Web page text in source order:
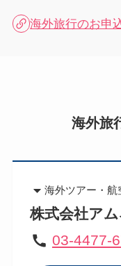
海外旅行のお申
海外旅
海外ツアー・航
株式会社ア
03-4477-